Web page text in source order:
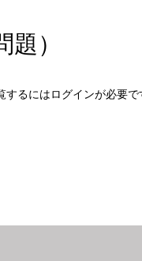
題）
するにはログインが必要